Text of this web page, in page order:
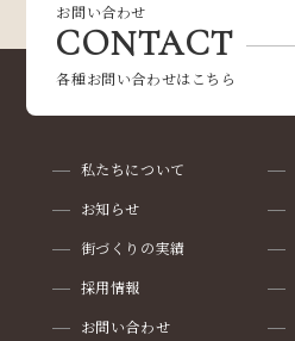
お問い合わせ
CONTACT
各種お問い合わせはこちら
私たちについて
お知らせ
街づくりの実績
採用情報
お問い合わせ